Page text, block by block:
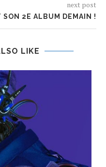
next post
2E ALBUM DEMAIN !
LIKE